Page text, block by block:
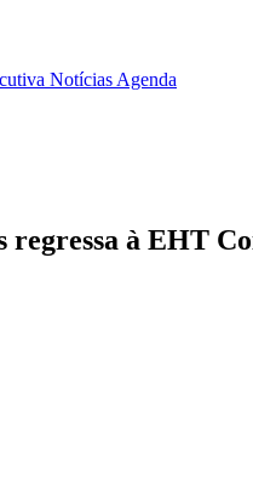
Notícias Agenda
à EHT